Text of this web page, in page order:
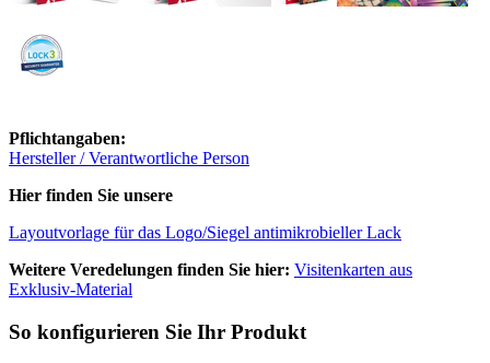
Pflichtangaben:
Hersteller / Verantwortliche Person
Hier finden Sie unsere
Layoutvorlage für das Logo/Siegel antimikrobieller Lack
Weitere Veredelungen finden Sie hier: Visitenkarten aus
Exklusiv-Material
So konfigurieren Sie Ihr Produkt